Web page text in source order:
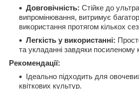
Довговічність: Стійке до
випромінювання, витримує
використання протягом кількох
Легкість у використанні:
та укладанні завдяки посиленому
Рекомендації:
Ідеально підходить для
квіткових культур.